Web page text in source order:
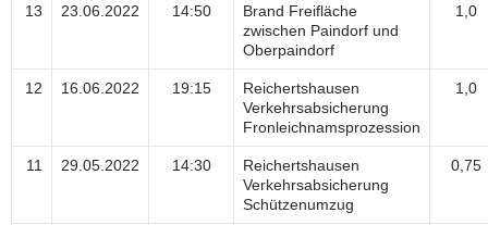
13 23.06.2022 14:50
Brand Freifläche
zwischen Paindorf und
Oberpaindorf
1,0
12 16.06.2022 19:15
Reichertshausen
Verkehrsabsicherung
Fronleichnamsprozession
1,0
11 29.05.2022 14:30
Reichertshausen
Verkehrsabsicherung
Schützenumzug
0,75